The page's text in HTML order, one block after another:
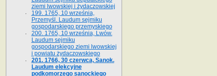
ziemi lwowskiej i żydaczowskiej
199. 1765, 10 września,
Przemyśl. Laudum sejmiku
gospodarskiego przemyskiego
200. 1765, 10 września, Lwów.
Laudum sejmiku
gospodarskiego ziemi lwowskiej
i powiatu żydaczowskiego
201. 1766, 30 czerwca, Sanok.
Laudum elekcyjne
podkomorzego sanockiego